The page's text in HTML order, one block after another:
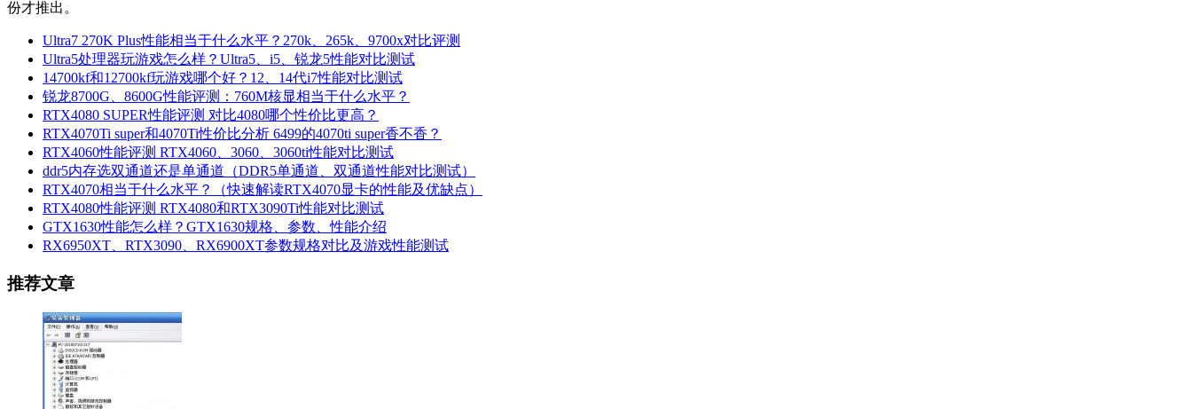
份才推出。
Ultra7 270K Plus性能相当于什么水平？270k、265k、9700x对比评测
Ultra5处理器玩游戏怎么样？Ultra5、i5、锐龙5性能对比测试
14700kf和12700kf玩游戏哪个好？12、14代i7性能对比测试
锐龙8700G、8600G性能评测：760M核显相当于什么水平？
RTX4080 SUPER性能评测 对比4080哪个性价比更高？
RTX4070Ti super和4070Ti性价比分析 6499的4070ti super香不香？
RTX4060性能评测 RTX4060、3060、3060ti性能对比测试
ddr5内存选双通道还是单通道（DDR5单通道、双通道性能对比测试）
RTX4070相当于什么水平？（快速解读RTX4070显卡的性能及优缺点）
RTX4080性能评测 RTX4080和RTX3090Ti性能对比测试
GTX1630性能怎么样？GTX1630规格、参数、性能介绍
RX6950XT、RTX3090、RX6900XT参数规格对比及游戏性能测试
推荐文章